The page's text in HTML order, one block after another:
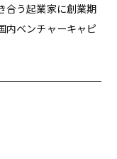
合う起業家に創業期
内ベンチャーキャピ